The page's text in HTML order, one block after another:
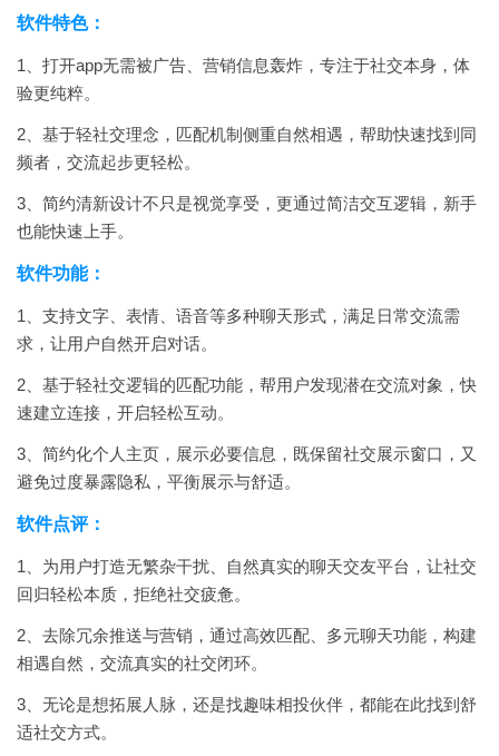
软件特色：
1、打开app无需被广告、营销信息轰炸，专注于社交本身，体
验更纯粹。
2、基于轻社交理念，匹配机制侧重自然相遇，帮助快速找到同
频者，交流起步更轻松。
3、简约清新设计不只是视觉享受，更通过简洁交互逻辑，新手
也能快速上手。
软件功能：
1、支持文字、表情、语音等多种聊天形式，满足日常交流需
求，让用户自然开启对话。
2、基于轻社交逻辑的匹配功能，帮用户发现潜在交流对象，快
速建立连接，开启轻松互动。
3、简约化个人主页，展示必要信息，既保留社交展示窗口，又
避免过度暴露隐私，平衡展示与舒适。
软件点评：
1、为用户打造无繁杂干扰、自然真实的聊天交友平台，让社交
回归轻松本质，拒绝社交疲惫。
2、去除冗余推送与营销，通过高效匹配、多元聊天功能，构建
相遇自然，交流真实的社交闭环。
3、无论是想拓展人脉，还是找趣味相投伙伴，都能在此找到舒
适社交方式。